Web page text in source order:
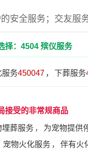
安全服务；交友服
择：4504 殡仪服务
服务450047 ， 下葬服务
接受的非常规商品
埋葬服务 ， 为宠物提供
宠物火化服务 ， 伴有火